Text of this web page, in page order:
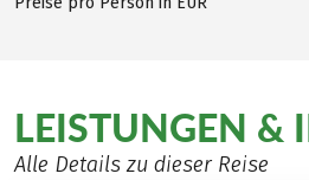
LEISTUNGEN &
Alle Details zu dieser Reise